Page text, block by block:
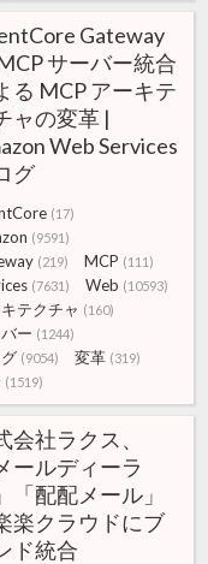
Gateway
サーバー統合
る MCP アーキテ
ャの変革 |
Web Services
グ
(17)
(9591)
(219) MCP (111)
(7631) Web (10593)
テクチャ (160)
ー (1244)
(9054) 変革 (319)
(1519)
会社ラクス、
ールディーラ
「配配メール」
楽クラウドにブ
ド統合